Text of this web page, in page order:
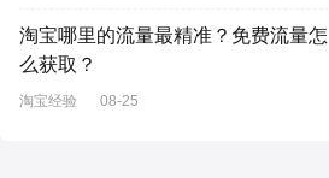
淘宝哪里的流量最精准？免费流量怎
么获取？
淘宝经验 08-25